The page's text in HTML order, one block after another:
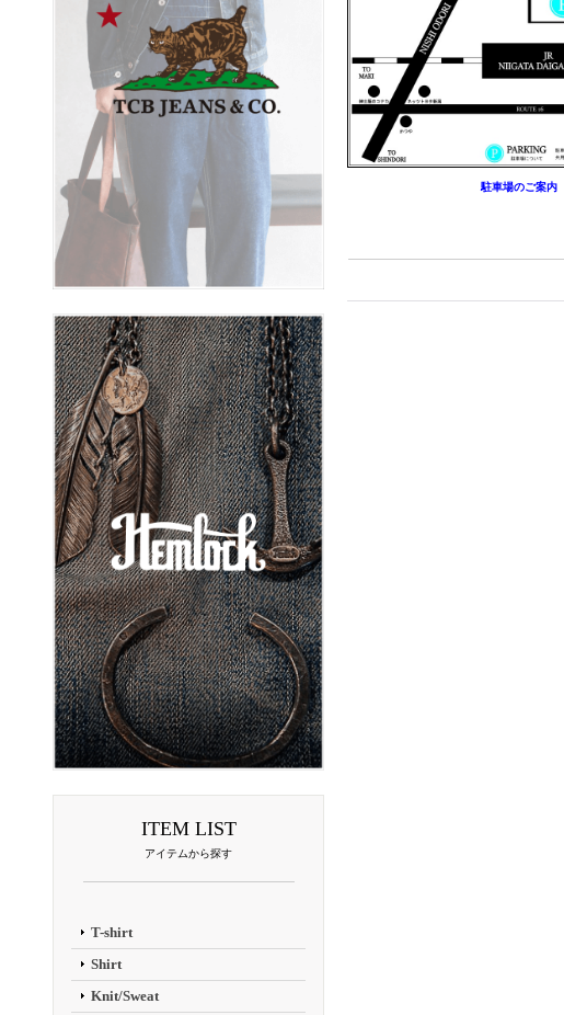
ITEM LIST
アイテムから探す
T-shirt
Shirt
Knit/Sweat
駐車場のご案内